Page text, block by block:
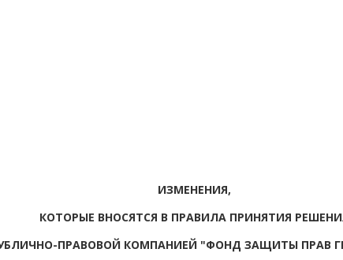
ИЗМЕНЕНИЯ,
КОТОРЫЕ ВНОСЯТСЯ В ПРАВИЛА ПРИНЯТИЯ
ПРАВОВОЙ КОМПАНИЕЙ "ФОНД ЗАЩИТЫ ПРАВ